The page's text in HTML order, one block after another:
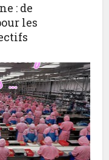
: de
les